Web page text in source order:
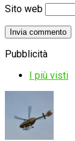
Sito web
Pubblicità
I più visti